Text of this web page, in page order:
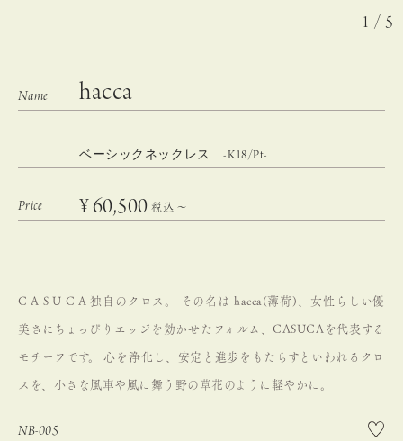
1 / 5
hacca
ベーシックネックレス -K18/Pt-
¥60,500 税込 〜
C A S U C A 独自のクロス。 その名は hacca(薄荷)、女性らしい優
美さにちょっぴりエッジを効かせたフォルム、CASUCAを代表する
モチーフです。 心を浄化し、安定と進歩をもたらすといわれるクロ
スを、小さな風車や風に舞う野の草花のように軽やかに。
NB-005